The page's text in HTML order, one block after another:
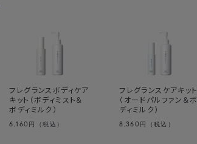
フレグランスボディケア
キット（ボディミスト＆
ボディミルク）
6,160 円（税込）
フレグランスケアキット
（オードパルファン＆ボ
ディミルク）
8,360 円（税込）